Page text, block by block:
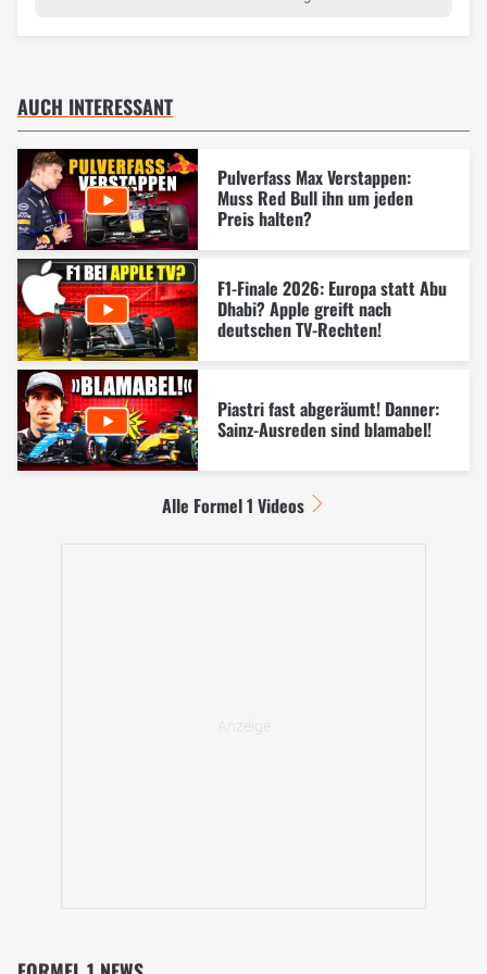
AUCH INTERESSANT
Pulverfass Max Verstappen:
Muss Red Bull ihn um jeden
Preis halten?
F1-Finale 2026: Europa statt Abu
Dhabi? Apple greift nach
deutschen TV-Rechten!
Piastri fast abgeräumt! Danner:
Sainz-Ausreden sind blamabel!
Alle Formel 1 Videos